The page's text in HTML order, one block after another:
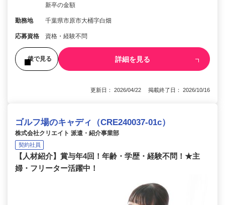
新卒の金額
勤務地 千葉県市原市大桶字白畑
応募資格 資格・経験不問
後で見る 詳細を見る
更新日： 2026/04/22 掲載終了日： 2026/10/16
ゴルフ場のキャディ（CRE240037-01c）
株式会社クリエイト 派遣・紹介事業部
契約社員
【人材紹介】賞与年4回！年齢・学歴・経験不問！★主
婦・フリーター活躍中！